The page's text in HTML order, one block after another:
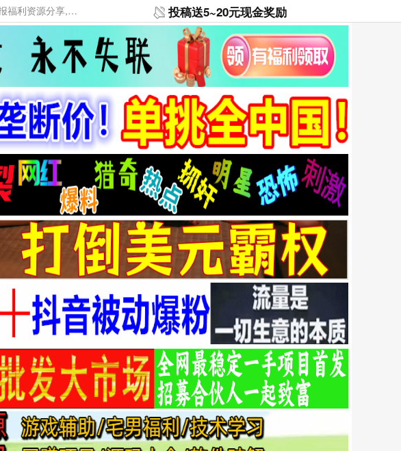
本网站提供资源工具下载，大老表资源工具，大表哥资源网软件工具，大老表资源下载，活动线报福利资源分享,活动线报，大型网游经典游戏，网络热门技术游戏辅助交流与分享。 投稿送5~20元现金奖励